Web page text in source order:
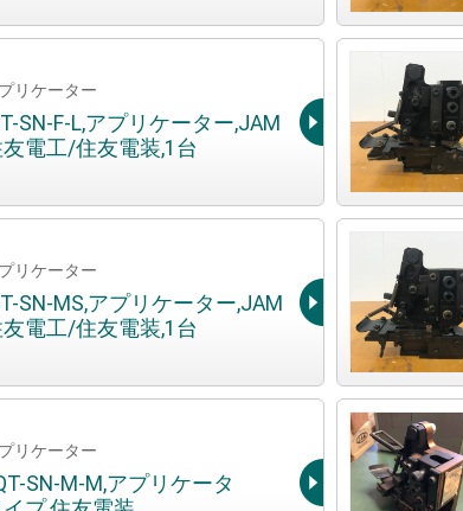
リケーター
SN-F-L,アプリケーター,JAM
友電工/住友電装,1台
リケーター
SN-MS,アプリケーター,JAM
友電工/住友電装,1台
リケーター
SN-M-M,アプリケータ